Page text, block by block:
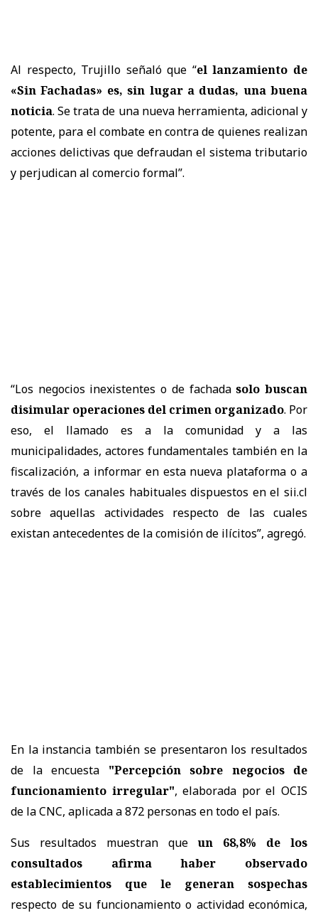
Al respecto, Trujillo señaló que “el lanzamiento de
«Sin Fachadas» es, sin lugar a dudas, una buena
noticia. Se trata de una nueva herramienta, adicional y
potente, para el combate en contra de quienes realizan
acciones delictivas que defraudan el sistema tributario
y perjudican al comercio formal”.
“Los negocios inexistentes o de fachadasolo buscan
disimular operaciones del crimen organizado. Por
eso, el llamado es a la comunidad y a las
municipalidades, actores fundamentales también en la
fiscalización, a informar en esta nueva plataforma o a
través de los canales habituales dispuestos en el sii.cl
sobre aquellas actividades respecto de las cuales
existan antecedentes de la comisión de ilícitos”, agregó.
En la instancia también se presentaron los resultados
de la encuesta "Percepción sobre negocios de
funcionamiento irregular", elaborada por el OCIS
de la CNC, aplicada a 872 personas en todo el país.
Sus resultados muestran queun 68,8% de los
consultados afirma haber observado
establecimientos que le generan sospechas
respecto de su funcionamiento o actividad económica,